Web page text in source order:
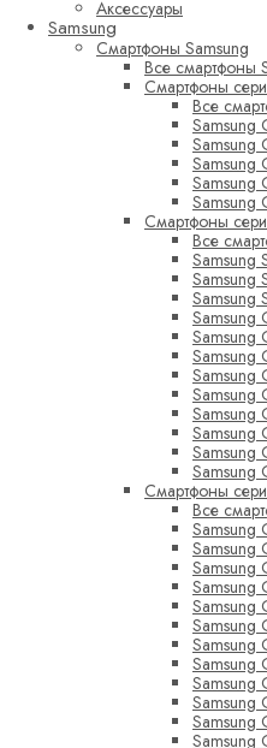
Аксессуары
Samsung
Смартфоны Samsung
Все смартфоны
Смартфоны
Все
Samsung
Samsung
Samsung
Samsung
Samsung
Смартфоны
Все
Samsung
Samsung
Samsung
Samsung
Samsung
Samsung
Samsung
Samsung
Samsung
Samsung
Samsung
Samsung
Смартфоны
Все
Samsung
Samsung
Samsung
Samsung
Samsung
Samsung
Samsung
Samsung
Samsung
Samsung
Samsung
Samsung